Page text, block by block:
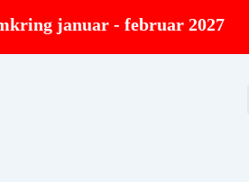
Gå
januar - februar 2027